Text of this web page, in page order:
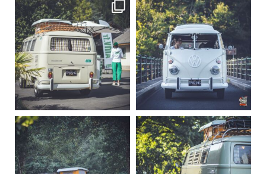
becombi
Sep 10
220
4
becombi
Août 10
177
0
becombi becombi